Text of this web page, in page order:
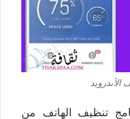
تنظيف الهاتف من